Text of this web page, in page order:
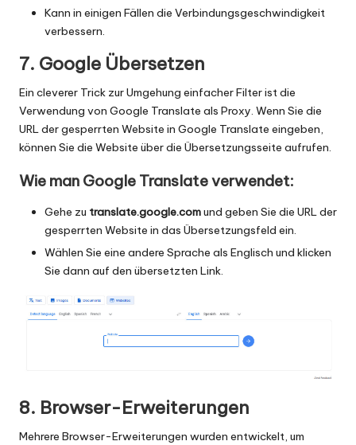
Kann in einigen Fällen die Verbindungsgeschwindigkeit
verbessern.
7. Google Übersetzen
Ein cleverer Trick zur Umgehung einfacher Filter ist die
Verwendung von Google Translate als Proxy. Wenn Sie die
URL der gesperrten Website in Google Translate eingeben,
können Sie die Website über die Übersetzungsseite aufrufen.
Wie man Google Translate verwendet:
Gehe zu translate.google.comund geben Sie die URL der
gesperrten Website in das Übersetzungsfeld ein.
Wählen Sie eine andere Sprache als Englisch und klicken
Sie dann auf den übersetzten Link.
8. Browser-Erweiterungen
Mehrere Browser-Erweiterungen wurden entwickelt, um